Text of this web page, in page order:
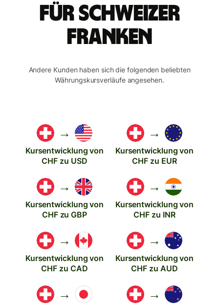
für Schweizer
Franken
Andere Kunden haben sich die folgenden beliebten
Währungskursverläufe angesehen.
→
Kursentwicklung von
CHF zu USD
→
Kursentwicklung von
CHF zu EUR
→
Kursentwicklung von
CHF zu GBP
→
Kursentwicklung von
CHF zu INR
→
Kursentwicklung von
CHF zu CAD
→
Kursentwicklung von
CHF zu AUD
→ →